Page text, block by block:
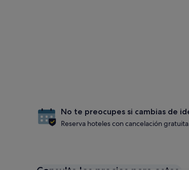
No te preocupes si cambias de
Reserva hoteles con cancelación